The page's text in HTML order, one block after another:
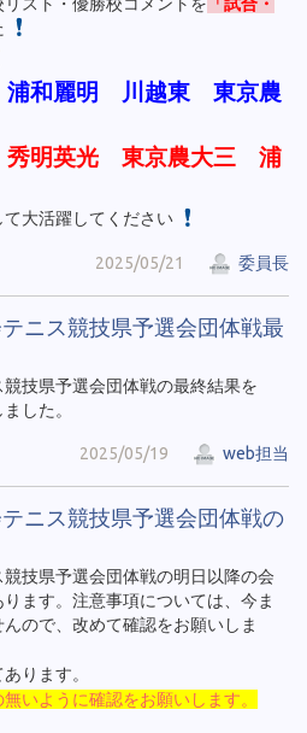
スト・優勝校コメントを 「試合・
和麗明 川越東 東京農
明英光 東京農大三 浦
大活躍してください
2025/05/21 委員長
ニス競技県予選会団体戦最
技県予選会団体戦の最終結果を
した。
2025/05/19 web担当
ニス競技県予選会団体戦の
技県予選会団体戦の明日以降の会
ます。注意事項については、今ま
ので、改めて確認をお願いしま
ります。
いように確認をお願いします。